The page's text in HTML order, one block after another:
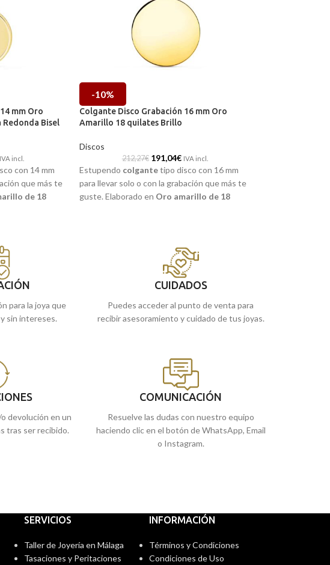
mm Oro
Bisel
IVA incl.
con 14 mm
que más te
de 18
-10%
Colgante Disco Grabación 16 mm Oro
Amarillo 18 quilates Brillo
Discos
212,27€ 191,04€ IVA incl.
Estupendo colgantetipo disco con 16 mm
para llevar solo o con la grabación que más te
guste. Elaborado en Oro amarillo de 18
para la joya que
sin intereses.
CUIDADOS
Puedes acceder al punto de venta para
recibir asesoramiento y cuidado de tus joyas.
devolución en un
tras ser recibido.
COMUNICACIÓN
Resuelve las dudas con nuestro equipo
haciendo clic en el botón de WhatsApp, Email
o Instagram.
SERVICIOS
Taller de Joyería en Málaga
Tasaciones y Peritaciones
INFORMACIÓN
Términos y Condiciones
Condiciones de Uso